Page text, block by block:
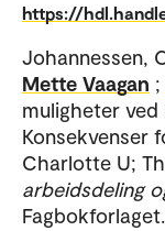
https://
Johannessen,
Mette Vaagan ;
muligheter ved
Konsekvenser
Charlotte U;
arbeidsdeling
Fagbokforlaget.